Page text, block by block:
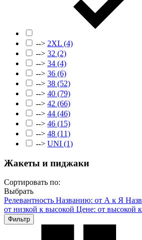
--> 2XL (4)
--> 32 (2)
--> 34 (4)
--> 36 (6)
--> 38 (52)
--> 40 (79)
--> 42 (66)
--> 44 (46)
--> 46 (15)
--> 48 (11)
--> UNI (1)
Жакеты и пиджаки
Сортировать по:
Выбрать
Релевантность Названию: от А к Я
от низкой к высокой Цене: от высокой
Фильтр